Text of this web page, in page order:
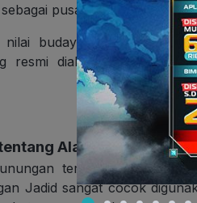
pusat pelatihan dan
nilai budaya yang
resmi diakui sebagai
Alam
terasa sejuk.
Jadid sangat cocok